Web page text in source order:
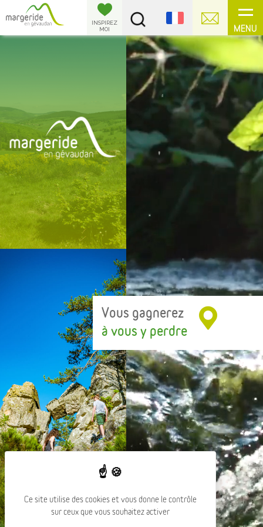
MENU
INSPIREZ
MOI
Vous gagnerez
à vous y perdre
Panneau de gestion des cookies
Ce site utilise des cookies et vous donne le contrôle
sur ceux que vous souhaitez activer